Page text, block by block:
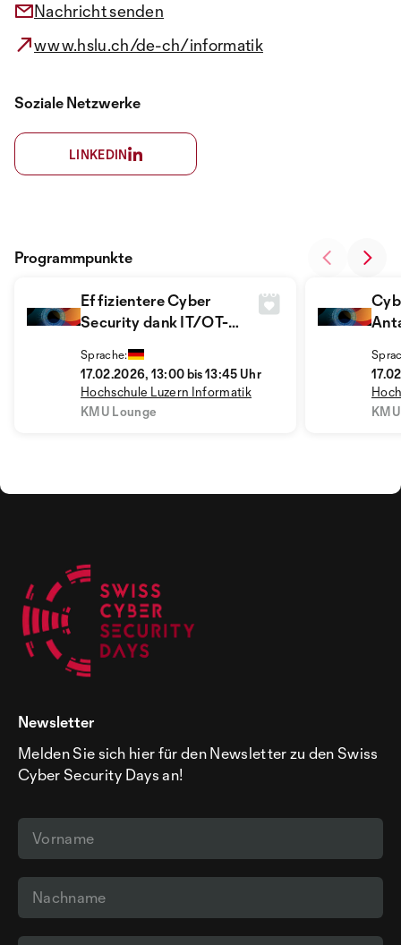
Nachricht senden
www.hslu.ch/de-ch/informatik
Soziale Netzwerke
LINKEDIN
Effizientere Cyber
Security dank IT/OT-
Sprache:
17.02.2026, 13:00 bis 13:45 Uhr
Hochschule Luzern Informatik
KMU Lounge
Programmpunkte
Newsletter
Melden Sie sich hier für den Newsletter zu den Swiss
Cyber Security Days an!